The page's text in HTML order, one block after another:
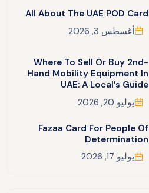
All About The UAE POD Card
أغسطس 3, 2026
Where To Sell Or Buy 2nd-
Hand Mobility Equipment In
UAE: A Local’s Guide
يوليو 20, 2026
Fazaa Card For People Of
Determination
يوليو 17, 2026